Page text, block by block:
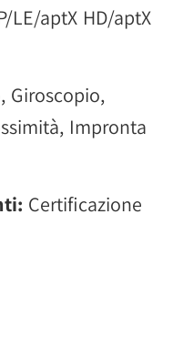
LE/aptX HD/aptX
Giroscopio,
Impronta
Certificazione